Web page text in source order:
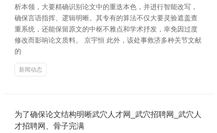
析本领，大要精确识别论文中的重迭本色，并进行智能改写，
确保言语指挥、逻辑明晰。其专有的算法不仅大要灵验遮盖查
重系统，还能保留原文的中枢不雅点和学术抒发，幸免因过度
修改而影响论文质料。 京宇恒 此外，该处事救济多种关节文献
的
新闻动态
为了确保论文结构明晰武穴人才网_武穴招聘网_武穴人
才招聘网、骨子完满